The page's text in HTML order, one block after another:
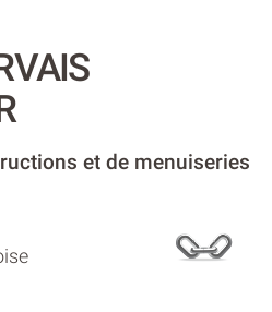
et de menuiseries